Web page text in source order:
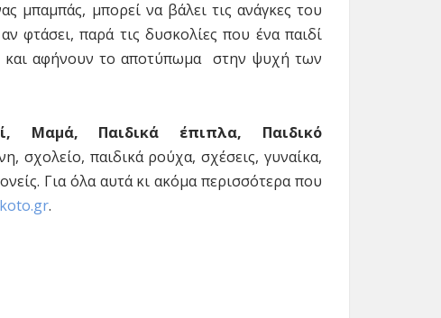
μπαμπάς, μπορεί να βάλει τις ανάγκες του
φτάσει, παρά τις δυσκολίες που ένα παιδί
και αφήνουν το αποτύπωμα στην ψυχή των
Μαμά, Παιδικά έπιπλα, Παιδικό
σχολείο, παιδικά ρούχα, σχέσεις, γυναίκα,
Για όλα αυτά κι ακόμα περισσότερα που
.